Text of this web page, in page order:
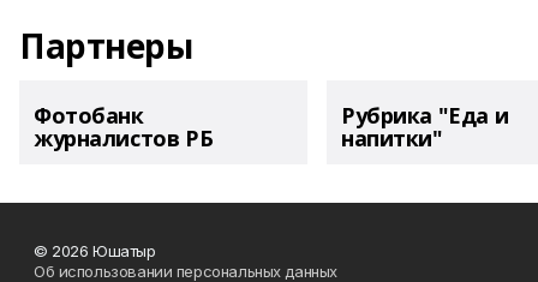
Партнеры
Фотобанк
журналистов РБ
Рубрика "Еда и
напитки"
© 2026 Юшатыр
Об использовании персональных данных